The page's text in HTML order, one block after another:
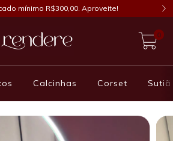
mínimo R$300,00. Aproveite!
0
Calcinhas Corset Sutiã